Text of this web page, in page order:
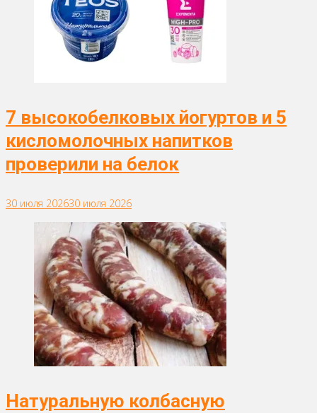
7 высокобелковых йогуртов и 5
кисломолочных напитков
проверили на белок
30 июля 202630 июля 2026
Натуральную колбасную